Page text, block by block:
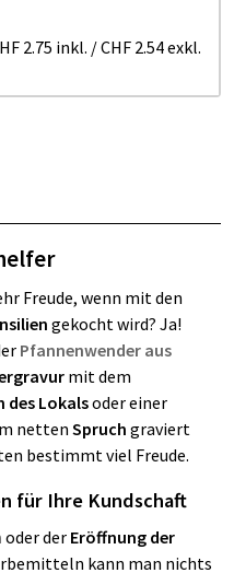
2.75 inkl. /CHF 2.54exkl.
Freude, wenn mit den
gekocht wird? Ja!
Pfannenwender aus
mit dem
des Lokalsoder einer
netten Spruch graviert
bestimmt viel Freude.
für Ihre Kundschaft
oder der Eröffnung der
kann man nichts